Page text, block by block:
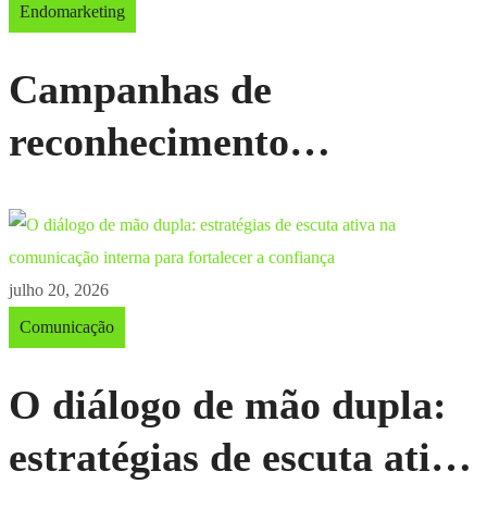
Endomarketing
Campanhas de
reconhecimento
“funcionário do mês”
julho 20, 2026
Comunicação
O diálogo de mão dupla:
estratégias de escuta ativa